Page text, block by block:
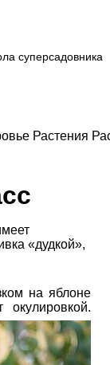
суперсадовника
Растения
«дудкой»,
на яблоне